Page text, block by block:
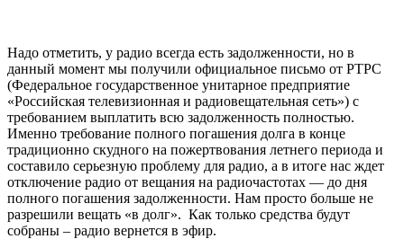
Надо отметить, у радио всегда есть задолженности, но в
данный момент мы получили официальное письмо от РТРС
(Федеральное государственное унитарное предприятие
«Российская телевизионная и радиовещательная сеть») с
требованием выплатить всю задолженность полностью.
Именно требование полного погашения долга в конце
традиционно скудного на пожертвования летнего периода и
составило серьезную проблему для радио, а в итоге нас ждет
отключение радио от вещания на радиочастотах — до дня
полного погашения задолженности. Нам просто больше не
разрешили вещать «в долг». Как только средства будут
собраны – радио вернется в эфир.